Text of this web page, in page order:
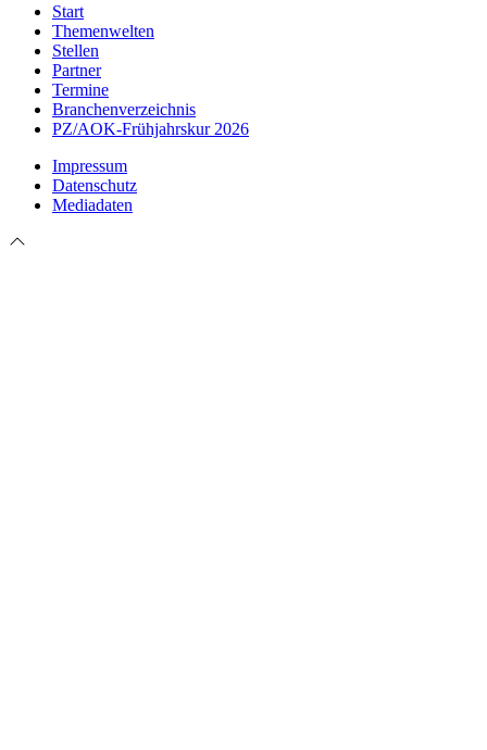
Start
Themenwelten
Stellen
Partner
Termine
Branchenverzeichnis
PZ/AOK-Frühjahrskur 2026
Impressum
Datenschutz
Mediadaten